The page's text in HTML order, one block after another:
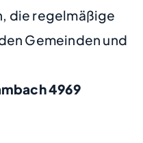
die regelmäßige
Gemeinden und
4969